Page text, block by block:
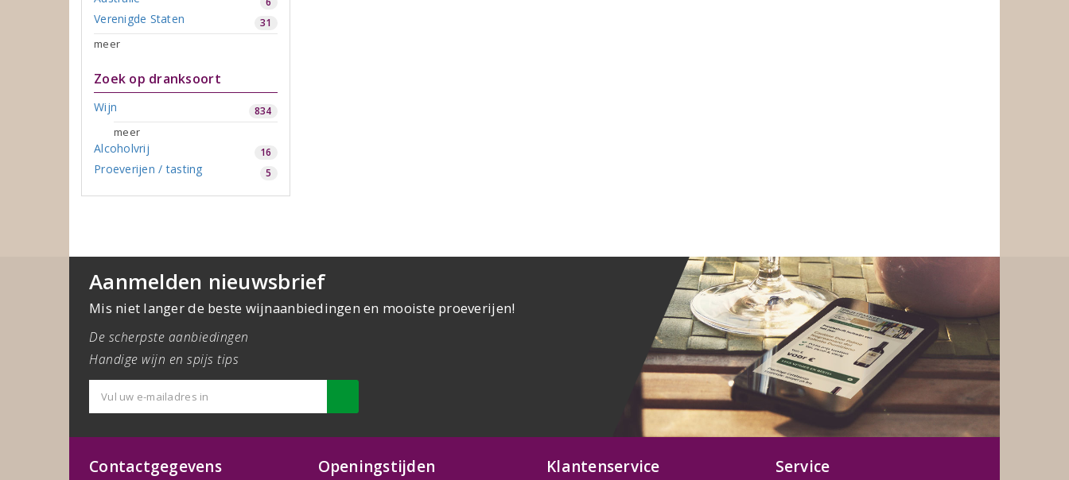
Verenigde Staten 31
meer
Zoek op dranksoort
Wijn 834
meer
Alcoholvrij 16
Proeverijen / tasting 5
Aanmelden nieuwsbrief
Mis niet langer de beste wijnaanbiedingen en mooiste proeverijen!
De scherpste aanbiedingen
Handige wijn en spijs tips
Contactgegevens Openingstijden Klantenservice Service